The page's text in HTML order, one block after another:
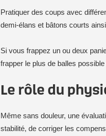
Pratiquer des coups avec
demi-élans et bâtons courts
Si vous frappez un ou deux
frapper le plus de balles
Le rôle du
Même sans douleur, une
stabilité, de corriger les